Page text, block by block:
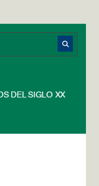
DEL SIGLO XX